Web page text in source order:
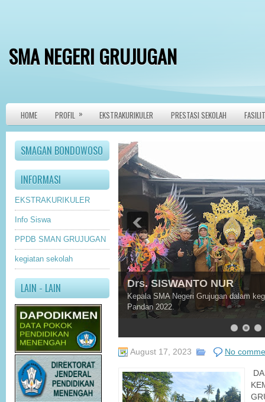
SMA NEGERI GRUJUGAN
HOME PROFIL » EKSTRAKURIKULER PRESTASI SEKOLAH
SMAGAN BONDOWOSO
INFORMASI
EKSTRAKURIKULER
Info Siswa
PPDB SMAN GRUJUGAN
kegiatan sekolah
LAIN - LAIN Drs. SISWANTO NUR
Kepala SMA Negeri Grujugan dalam
Pandan 2022.
August 17, 2023 No